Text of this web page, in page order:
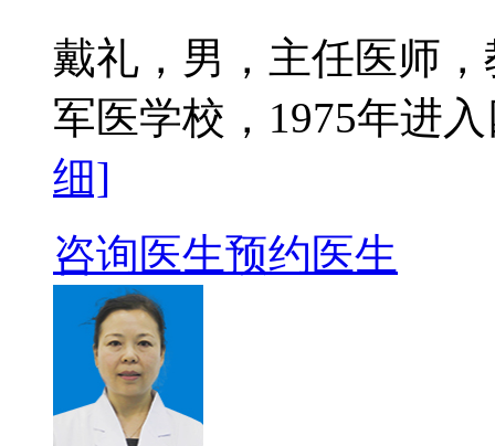
戴礼，男，主任医师
军医学校，1975年进
细]
咨询医生预约医生